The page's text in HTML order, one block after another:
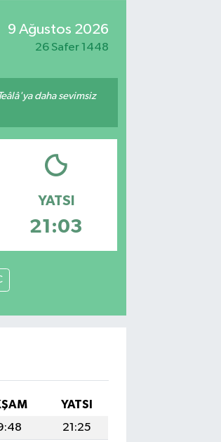
9 Ağustos 2026
26 Safer 1448
daha sevimsiz
YATSI
21:03
YATSI
21:25